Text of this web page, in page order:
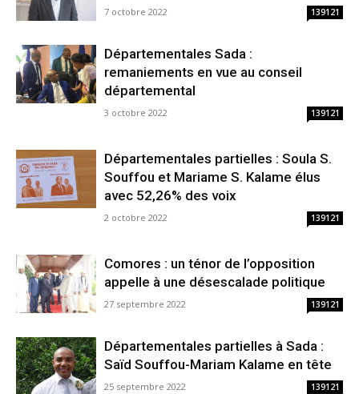
7 octobre 2022 139121
Départementales Sada :
remaniements en vue au conseil
départemental
3 octobre 2022 139121
Départementales partielles : Soula S.
Souffou et Mariame S. Kalame élus
avec 52,26% des voix
2 octobre 2022 139121
Comores : un ténor de l’opposition
appelle à une désescalade politique
27 septembre 2022 139121
Départementales partielles à Sada :
Saïd Souffou-Mariam Kalame en tête
25 septembre 2022 139121